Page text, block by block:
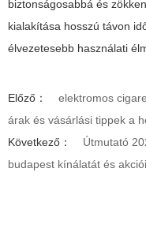
biztonságosabbá és
kialakítása hosszú távon
élvezetesebb használati
Előző：
elektromos
árak és vásárlási tippek a
Következő：
Útmutató
budapest kínálatát és